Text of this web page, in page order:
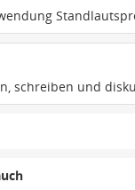
schreiben und